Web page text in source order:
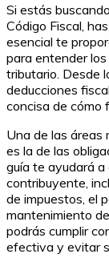
Si estás
Código Fiscal,
esencial te
para entender
tributario. Desde
deducciones
concisa de cómo
Una de las áreas
es la de las
guía te ayudará
contribuyente,
de impuestos, el
mantenimiento
podrás cumplir
efectiva y evitar